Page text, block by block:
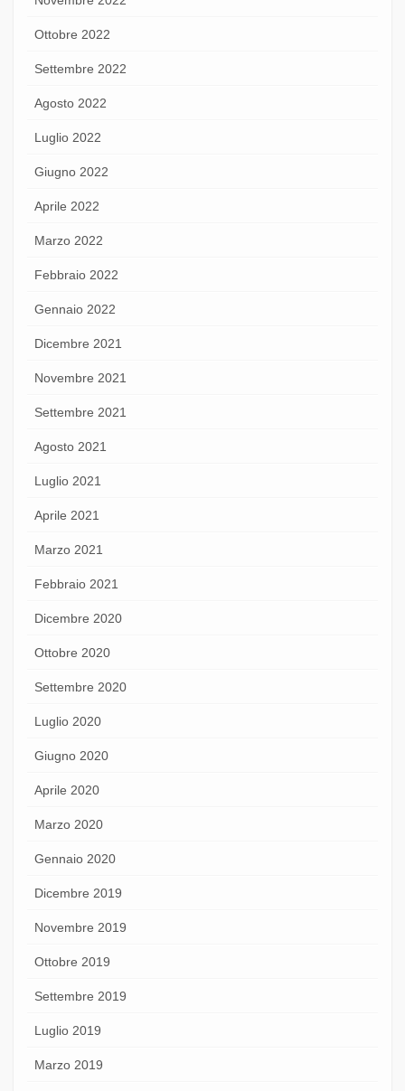
Ottobre 2022
Settembre 2022
Agosto 2022
Luglio 2022
Giugno 2022
Aprile 2022
Marzo 2022
Febbraio 2022
Gennaio 2022
Dicembre 2021
Novembre 2021
Settembre 2021
Agosto 2021
Luglio 2021
Aprile 2021
Marzo 2021
Febbraio 2021
Dicembre 2020
Ottobre 2020
Settembre 2020
Luglio 2020
Giugno 2020
Aprile 2020
Marzo 2020
Gennaio 2020
Dicembre 2019
Novembre 2019
Ottobre 2019
Settembre 2019
Luglio 2019
Marzo 2019